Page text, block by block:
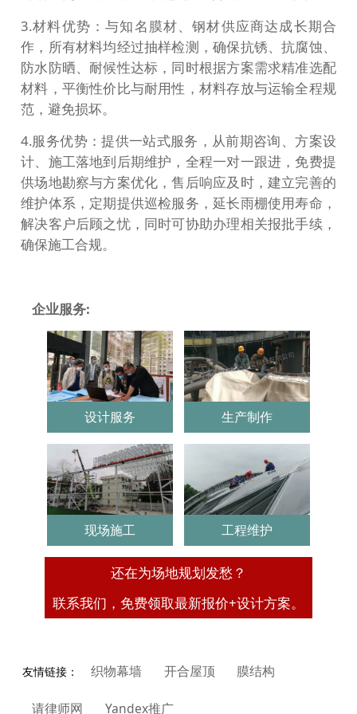
3.材料优势：与知名膜材、钢材供应商达成长期合
作，所有材料均经过抽样检测，确保抗锈、抗腐蚀、
防水防晒、耐候性达标，同时根据方案需求精准选配
材料，平衡性价比与耐用性，材料存放与运输全程规
范，避免损坏。
4.服务优势：提供一站式服务，从前期咨询、方案设
计、施工落地到后期维护，全程一对一跟进，免费提
供场地勘察与方案优化，售后响应及时，建立完善的
维护体系，定期提供巡检服务，延长雨棚使用寿命，
解决客户后顾之忧，同时可协助办理相关报批手续，
确保施工合规。
企业服务:
设计服务 生产制作
现场施工 工程维护
还在为场地规划发愁？
联系我们，免费领取最新报价+设计方案。
友情链接： 织物幕墙 开合屋顶 膜结构
请律师网 Yandex推广